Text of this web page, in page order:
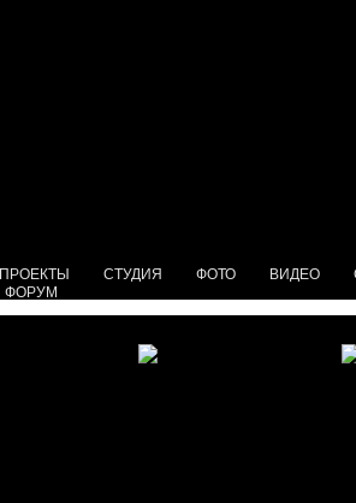
ПРОЕКТЫ СТУДИЯ ФОТО ВИДЕО
ФОРУМ